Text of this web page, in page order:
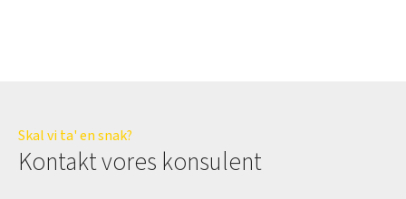
Skal vi ta' en snak?
Kontakt vores konsulent